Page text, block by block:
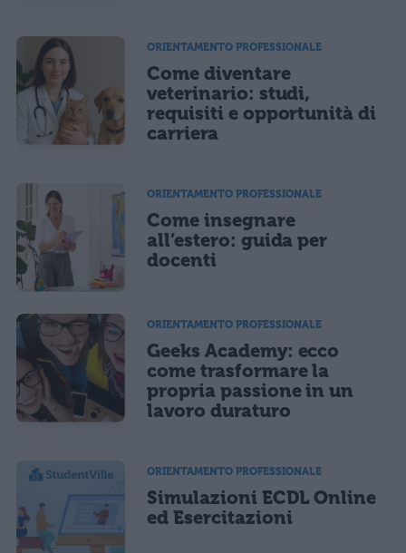
ORIENTAMENTO PROFESSIONALE
Come diventare
veterinario: studi,
requisiti e opportunità di
carriera
ORIENTAMENTO PROFESSIONALE
Come insegnare
all’estero: guida per
docenti
ORIENTAMENTO PROFESSIONALE
Geeks Academy: ecco
come trasformare la
propria passione in un
lavoro duraturo
ORIENTAMENTO PROFESSIONALE
Simulazioni ECDL Online
ed Esercitazioni